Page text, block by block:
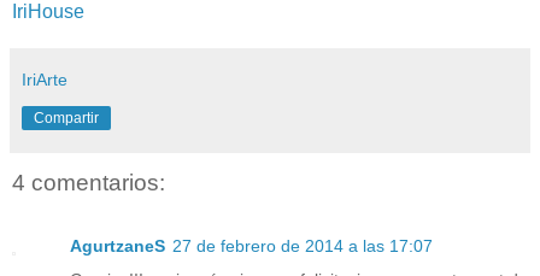
IriHouse
IriArte
Compartir
4 comentarios:
AgurtzaneS 27 de febrero de 2014 a las 17:07